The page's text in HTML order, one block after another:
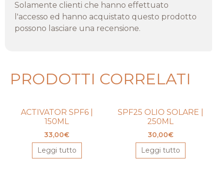
Solamente clienti che hanno effettuato
l'accesso ed hanno acquistato questo prodotto
possono lasciare una recensione.
PRODOTTI CORRELATI
ACTIVATOR SPF6 |
150ML
33,00€
Leggi tutto
SPF25 OLIO SOLARE |
250ML
30,00€
Leggi tutto